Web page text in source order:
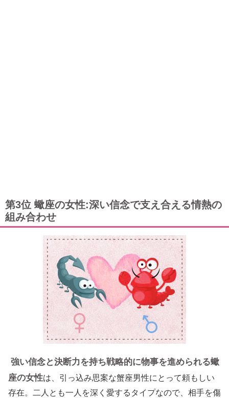
第3位 蠍座の女性:深い信念で支え合える情熱の
組み合わせ
強い信念と決断力を持ち戦略的に物事を進められる蠍
座の女性は、引っ込み思案な蟹座男性にとって頼もしい
存在。二人とも一人を深く愛するタイプなので、相手を傷